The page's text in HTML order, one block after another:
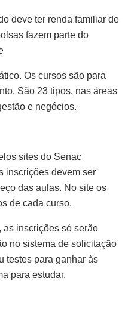
deve ter renda familiar de
fazem parte do
Os cursos são para
São 23 tipos, nas áreas
e negócios.
sites do Senac
inscrições devem ser
das aulas. No site os
de cada curso.
as inscrições só serão
no sistema de solicitação
testes para ganhar às
para estudar.